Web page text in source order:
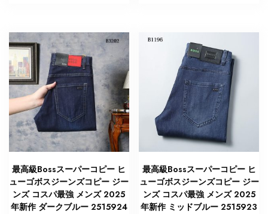
最高級Bossスーパーコピー ヒ
ューゴボスジーンズコピー ジー
ンズ コスパ最強 メンズ 2025
年新作 ダークブルー 2515924
最高級Bossスーパーコピー ヒ
ューゴボスジーンズコピー ジー
ンズ コスパ最強 メンズ 2025
年新作 ミッドブルー 2515923